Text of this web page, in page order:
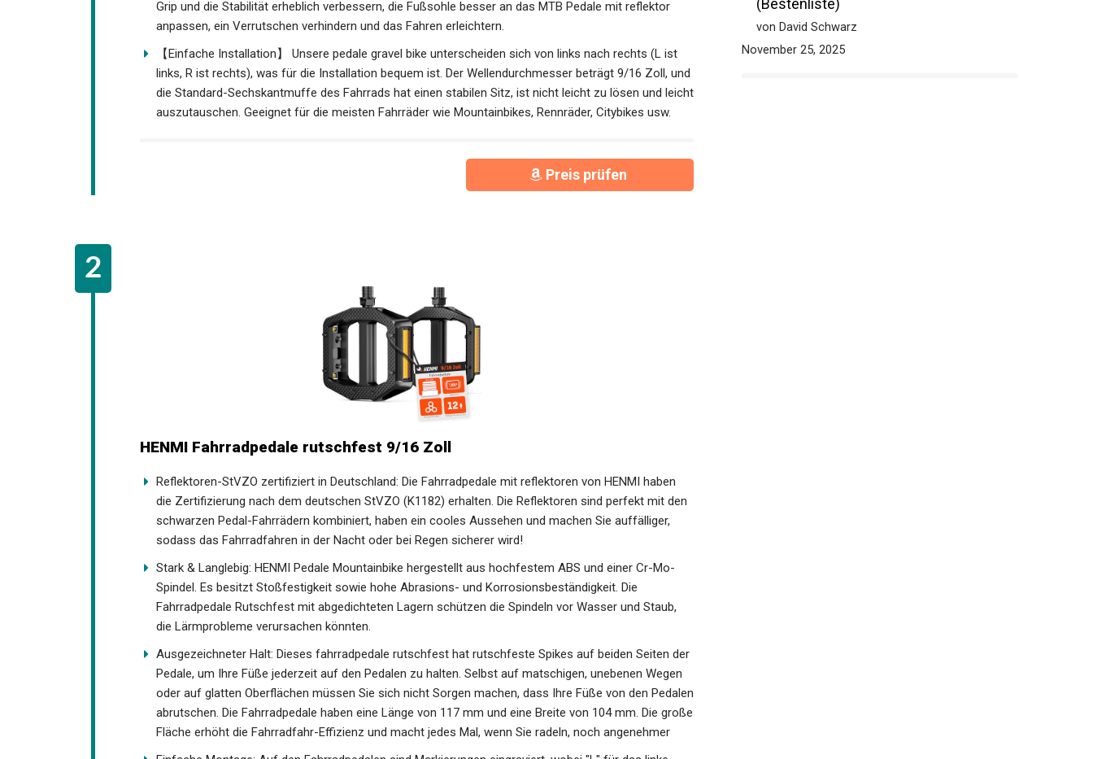
ausgestattet, die den Grip und die Stabilität erheblich verbessern, die Fußsohle besser an das MTB
Pedale mit reflektor anpassen, ein Verrutschen verhindern und das Fahren erleichtern.
【Einfache Installation】 Unsere pedale gravel bike unterscheiden sich von links nach rechts (L ist
links, R ist rechts), was für die Installation bequem ist. Der Wellendurchmesser beträgt 9/16 Zoll,
und die Standard-Sechskantmuffe des Fahrrads hat einen stabilen Sitz, ist nicht leicht zu lösen und
leicht auszutauschen. Geeignet für die meisten Fahrräder wie Mountainbikes, Rennräder, Citybikes
Preis prüfen
Reflektoren-StVZO zertifiziert in Deutschland: Die Fahrradpedale mit reflektoren von HENMI haben
die Zertifizierung nach dem deutschen StVZO (K1182) erhalten. Die Reflektoren sind perfekt mit
den schwarzen Pedal-Fahrrädern kombiniert, haben ein cooles Aussehen und machen Sie
auffälliger, sodass das Fahrradfahren in der Nacht oder bei Regen sicherer wird!
Stark & Langlebig: HENMI Pedale Mountainbike hergestellt aus hochfestem ABS und einer Cr-Mo-
Spindel. Es besitzt Stoßfestigkeit sowie hohe Abrasions- und Korrosionsbeständigkeit. Die
Fahrradpedale Rutschfest mit abgedichteten Lagern schützen die Spindeln vor Wasser und Staub,
die Lärmprobleme verursachen könnten.
Ausgezeichneter Halt: Dieses fahrradpedale rutschfest hat rutschfeste Spikes auf beiden Seiten
der Pedale, um Ihre Füße jederzeit auf den Pedalen zu halten. Selbst auf matschigen, unebenen
Wegen oder auf glatten Oberflächen müssen Sie sich nicht Sorgen machen, dass Ihre Füße von
den Pedalen abrutschen. Die Fahrradpedale haben eine Länge von 117 mm und eine Breite von 104
mm. Die große Fläche erhöht die Fahrradfahr-Effizienz und macht jedes Mal, wenn Sie radeln, noch
Smart Fahrradschloss Test: Die 5
besten (Bestenliste)
von David Schwarz